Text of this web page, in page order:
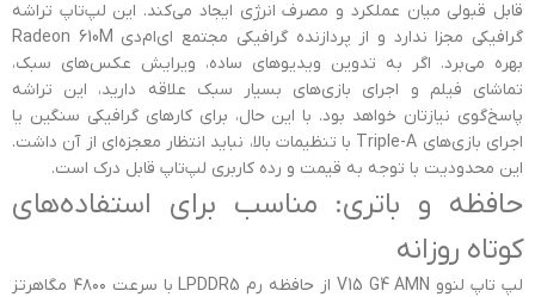
قابل قبولی میان عملکرد و مصرف انرژی ایجاد می‌کند. این لپ‌تاپ تراشه
گرافیکی مجزا ندارد و از پردازنده گرافیکی مجتمع ای‌ام‌دی Radeon 610M
بهره می‌برد. اگر به تدوین ویدیوهای ساده، ویرایش عکس‌های سبک،
تماشای فیلم و اجرای بازی‌های بسیار سبک علاقه دارید، این تراشه
پاسخ‌گوی نیازتان خواهد بود. با این حال، برای کارهای گرافیکی سنگین یا
اجرای بازی‌های Triple-A با تنظیمات بالا، نباید انتظار معجزه‌ای از آن داشت.
این محدودیت با توجه به قیمت و رده کاربری لپ‌تاپ قابل درک است.
حافظه و باتری: مناسب برای استفاده‌های
کوتاه روزانه
لپ تاپ لنوو V15 G4 AMN از حافظه رم LPDDR5 با سرعت ۴۸۰۰ مگاهرتز